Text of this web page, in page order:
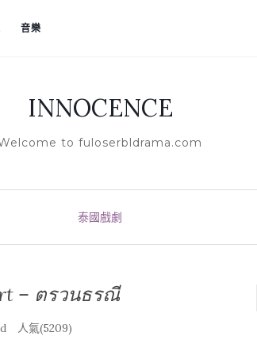
音樂
INNOCENCE
to fuloserbldrama.com
泰國戲劇
– ตรวนธรณี
人氣(5209)